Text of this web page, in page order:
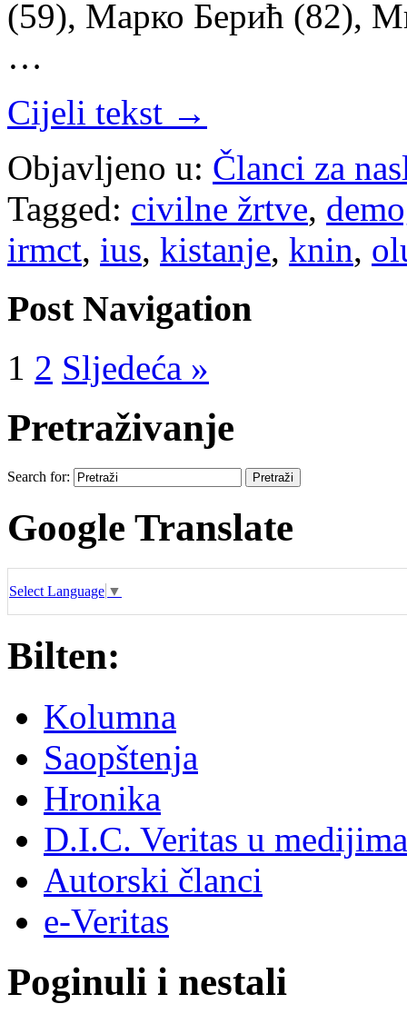
(59), Марко Берић (82),
…
Cijeli tekst →
Objavljeno u: Članci za
Tagged: civilne žrtve,
irmct, ius, kistanje, knin,
Post Navigation
1 2 Sljedeća »
Pretraživanje
Search for:
Google Translate
Select Language ▼
Bilten:
Kolumna
Saopštenja
Hronika
D.I.C. Veritas u medijima
Autorski članci
e-Veritas
Poginuli i nestali